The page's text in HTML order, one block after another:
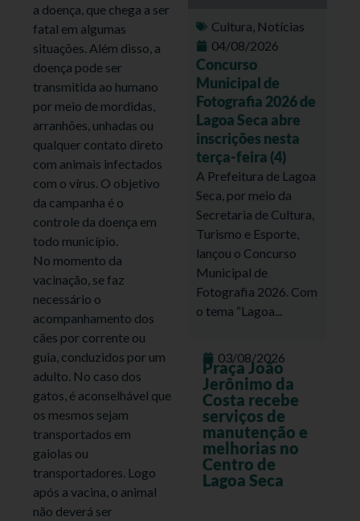
a doença, que chega a ser
fatal em algumas
situações. Além disso, a
doença pode ser
transmitida ao humano
por meio de mordidas,
arranhões, unhadas ou
qualquer contato direto
com animais infectados
com o vírus. O objetivo
da campanha é o
controle da doença em
todo município.
No momento da
vacinação, se faz
necessário o
acompanhamento dos
cães por corrente ou
guia, conduzidos por um
adulto. No caso dos
gatos, é aconselhável que
os mesmos sejam
transportados em
gaiolas ou
transportadores. Logo
após a vacina, o animal
não deverá ser
Cultura, Notícias
04/08/2026
Concurso
Municipal de
Fotografia 2026 de
Lagoa Seca abre
inscrições nesta
terça-feira (4)
A Prefeitura de Lagoa
Seca, por meio da
Secretaria de Cultura,
Turismo e Esporte,
lançou o Concurso
Municipal de
Fotografia 2026. Com
o tema “Lagoa...
03/08/2026
Praça João
Jerônimo da
Costa recebe
serviços de
manutenção e
melhorias no
Centro de
Lagoa Seca